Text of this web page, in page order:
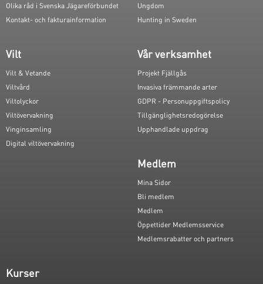
Olika råd i Svenska Jägareförbundet
Kontakt- och fakturainformation
Ungdom
Hunting in Sweden
Vilt
Vilt & Vetande
Viltvård
Viltolyckor
Viltövervakning
Vinginsamling
Digital viltövervakning
Vår verksamhet
Projekt Fjällgås
Invasiva främmande arter
GDPR - Personuppgiftspolicy
Tillgänglighetsredogörelse
Upphandlade uppdrag
Medlem
Mina Sidor
Bli medlem
Medlem
Öppettider Medlemsservice
Medlemsrabatter och partners
Kurser